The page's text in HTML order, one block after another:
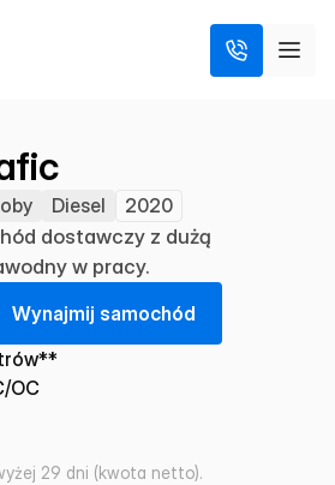
Diesel
2020
dostawczy z dużą
w pracy.
Wynajmij samochód
OC
29 dni (kwota netto).